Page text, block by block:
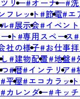
リー オーナー
フレット 節電 エ
展示会 イベント
ト 専用スペース
社の様子 お仕事
建物配置 地盤
暦 インテリア
平屋 エコカラット
カレンダー キッ